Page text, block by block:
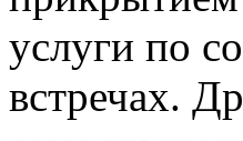
услуги по
встречах.